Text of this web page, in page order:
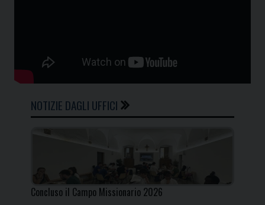
NOTIZIE DAGLI UFFICI
Concluso il Campo Missionario 2026